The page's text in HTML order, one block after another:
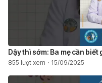
Dậy thì sớm: Ba mẹ cần
855 lượt xem 15/09/2025